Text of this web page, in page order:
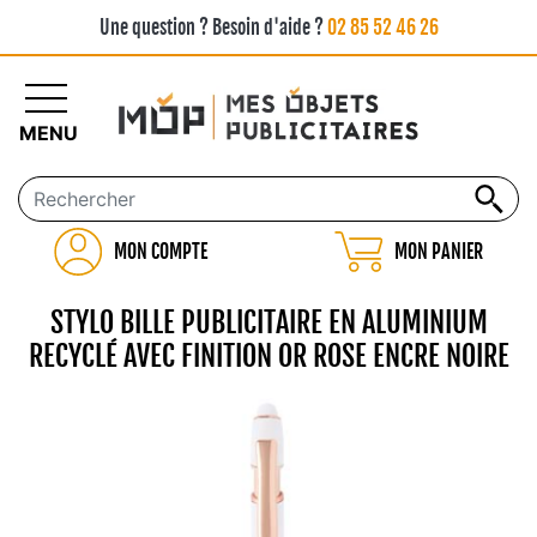
Une question ? Besoin d'aide ?02 85 52 46 26
MON COMPTE MON PANIER
MENU
STYLO BILLE PUBLICITAIRE EN ALUMINIUM
RECYCLÉ AVEC FINITION OR ROSE ENCRE NOIRE